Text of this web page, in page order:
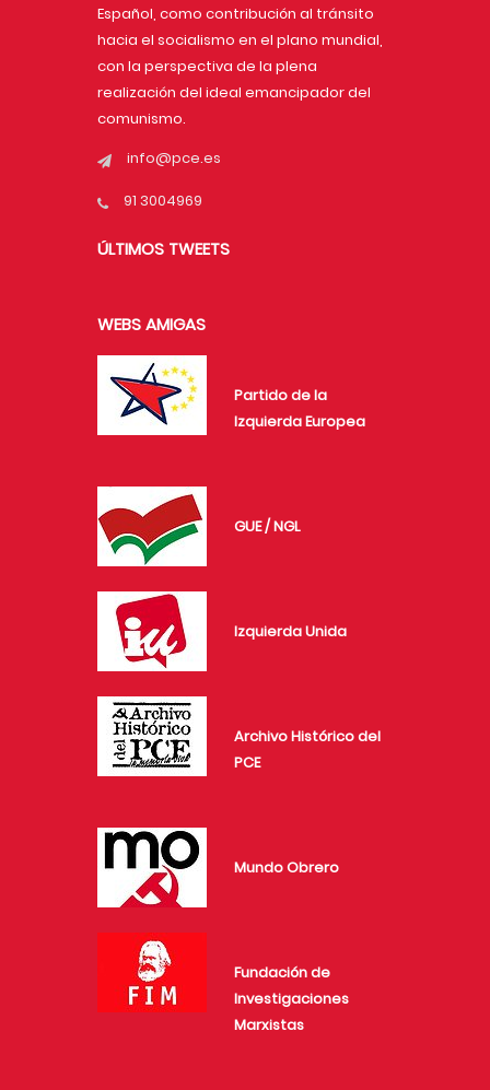
Español, como contribución al tránsito
hacia el socialismo en el plano mundial,
con la perspectiva de la plena
realización del ideal emancipador del
comunismo.
info@pce.es
91 3004969
ÚLTIMOS TWEETS
WEBS AMIGAS
Partido de la
Izquierda Europea
GUE / NGL
Izquierda Unida
Archivo Histórico del
PCE
Mundo Obrero
Fundación de
Investigaciones
Marxistas